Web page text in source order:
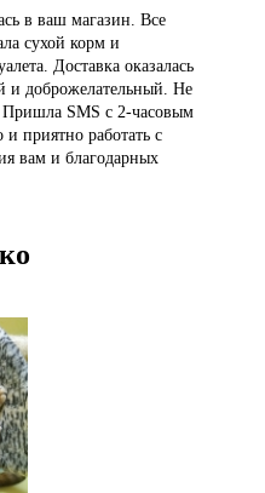
в ваш магазин. Все
сухой корм и
Доставка оказалась
и доброжелательный. Не
SMS с 2-часовым
приятно работать с
вам и благодарных